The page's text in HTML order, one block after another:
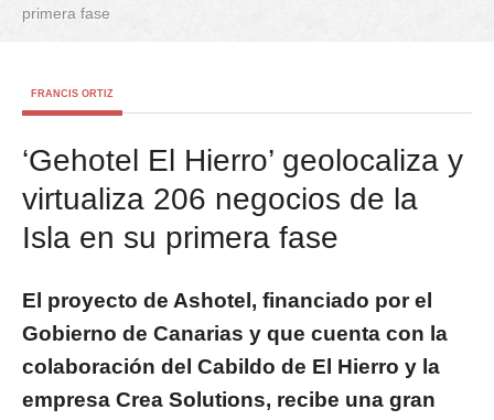
primera fase
FRANCIS ORTIZ
‘Gehotel El Hierro’ geolocaliza y
virtualiza 206 negocios de la
Isla en su primera fase
El proyecto de Ashotel, financiado por el
Gobierno de Canarias y que cuenta con la
colaboración del Cabildo de El Hierro y la
empresa Crea Solutions, recibe una gran